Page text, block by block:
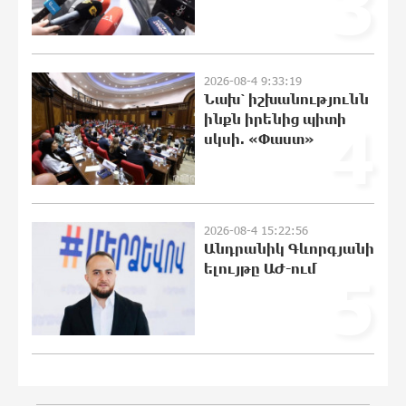
են ունեցել
«Ինտեր»-ը հաղթեց «Յուվենտուս»-ին
21:29:45 8-08-2026
անձի անձնական և ընտանեկան
կյանքին առնչվող տվյալների
անհարկի հրապարակումն
Զելենսկին ու Վուչիչը քննարկել են
4
2026-08-4 9:33:19
Նախ՝ իշխանությունն
ինքն իրենից պիտի
սկսի. «Փաստ»
2026-08-4 15:22:56
Անդրանիկ Գևորգյանի
ելույթը ԱԺ-ում